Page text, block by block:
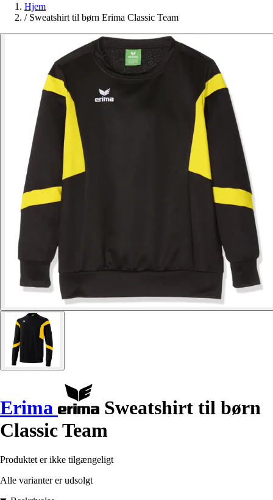
Hjem
/ Sweatshirt til børn Erima Classic Team
Erima
Sweatshirt til børn
Classic Team
Produktet er ikke tilgængeligt
Alle varianter er udsolgt